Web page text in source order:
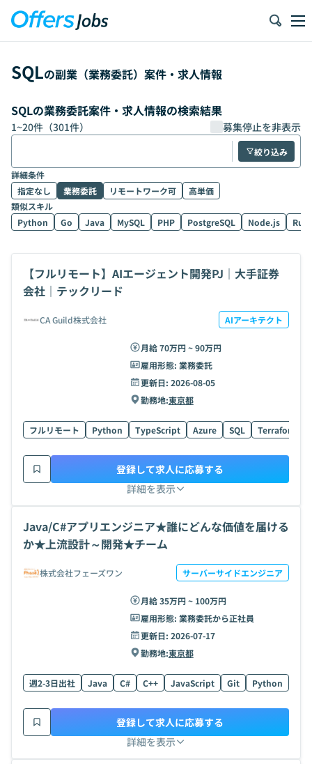
SQLの副業（業務委託）案件・求人情報
SQLの業務委託案件・求人情報の検索結果
1~20件（301件） 募集停止を非表示
絞り込み
詳細条件
指定なし
業務委託 リモートワーク可
高単価
類似スキル
Python
Go Java MySQL PHP PostgreSQL Node.js
【フルリモート】AIエージェント開発PJ｜大手証券
会社｜テックリード
CA Guild株式会社 AIアーキテクト
月給 70万円 ~ 90万円
雇用形態: 業務委託
更新日: 2026-08-05
勤務地:東京都
フルリモート Python TypeScript Azure SQL Terraform
詳細を表示
登録して求人に応募する
Java/C#アプリエンジニア★誰にどんな価値を届ける
か★上流設計～開発★チーム
株式会社フェーズワン サーバーサイドエンジニア
月給 35万円 ~ 100万円
雇用形態: 業務委託から正社員
更新日: 2026-07-17
勤務地:東京都
週2-3日出社 Java C# C++ JavaScript Git Python
詳細を表示
登録して求人に応募する